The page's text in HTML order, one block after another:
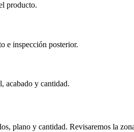
producto.
e inspección posterior.
acabado y cantidad.
plano y cantidad. Revisaremos la